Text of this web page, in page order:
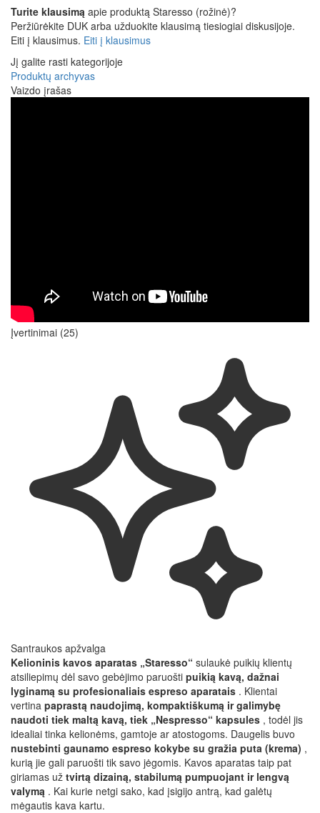
Turite klausimą apie produktą Staresso (rožinė)?
Peržiūrėkite DUK arba užduokite klausimą tiesiogiai diskusijoje.
Eiti į klausimus. Eiti į klausimus
Jį galite rasti kategorijoje
Produktų archyvas
Vaizdo įrašas
Įvertinimai (25)
Santraukos apžvalga
Kelioninis kavos aparatas „Staresso“ sulaukė puikių klientų
atsiliepimų dėl savo gebėjimo paruošti puikią kavą, dažnai
lyginamą su profesionaliais espreso aparatais . Klientai
vertina paprastą naudojimą, kompaktiškumą ir galimybę
naudoti tiek maltą kavą, tiek „Nespresso“ kapsules , todėl jis
idealiai tinka kelionėms, gamtoje ar atostogoms. Daugelis buvo
nustebinti gaunamo espreso kokybe su gražia puta (krema) ,
kurią jie gali paruošti tik savo jėgomis. Kavos aparatas taip pat
giriamas už tvirtą dizainą, stabilumą pumpuojant ir lengvą
valymą . Kai kurie netgi sako, kad įsigijo antrą, kad galėtų
mėgautis kava kartu.